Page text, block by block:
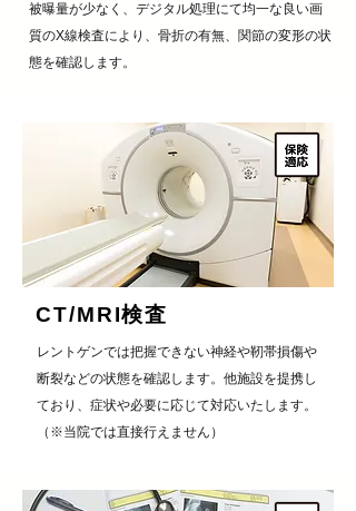
​被曝量が少なく、デジタル処理にて均一な良い画
質のX線検査により、骨折の有無、関節の変形の状
態を確認します。
CT/MRI検査
​レントゲンでは把握できない神経や靭帯損傷や
断裂などの状態を確認します。他施設を提携し
ており、症状や必要に応じて対応いたします。
（※当院では直接行えません）